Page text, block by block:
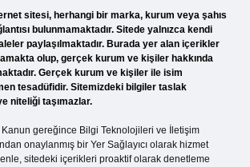
sitesi, herhangi bir marka, kurum veya şahıs
bulunmamaktadır. Sitede yalnızca kendi
paylaşılmaktadır. Burada yer alan içerikler
olup, gerçek kurum ve kişiler hakkında
Gerçek kurum ve kişiler ile isim
tesadüfidir. Sitemizdeki bilgiler taslak
niteliği taşımazlar.
Kanun gereğince Bilgi Teknolojileri ve İletişim
onaylanmış bir Yer Sağlayıcı olarak hizmet
sitedeki içerikleri proaktif olarak denetleme